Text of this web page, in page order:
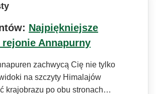
Najpiękniejsze
Annapurny
zachwycą Cię nie tylko
na szczyty Himalajów
krajobrazu po obu stronach…